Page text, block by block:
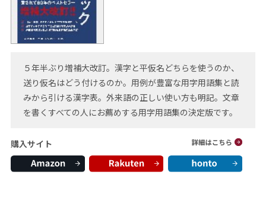
５年半ぶり増補大改訂。漢字と平仮名どちらを使うのか、
送り仮名はどう付けるのか。用例が豊富な用字用語集と読
みから引ける漢字表。外来語の正しい使い方も明記。文章
を書くすべての人にお薦めする用字用語集の決定版です。
購入サイト